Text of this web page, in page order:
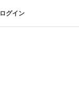
ログイン